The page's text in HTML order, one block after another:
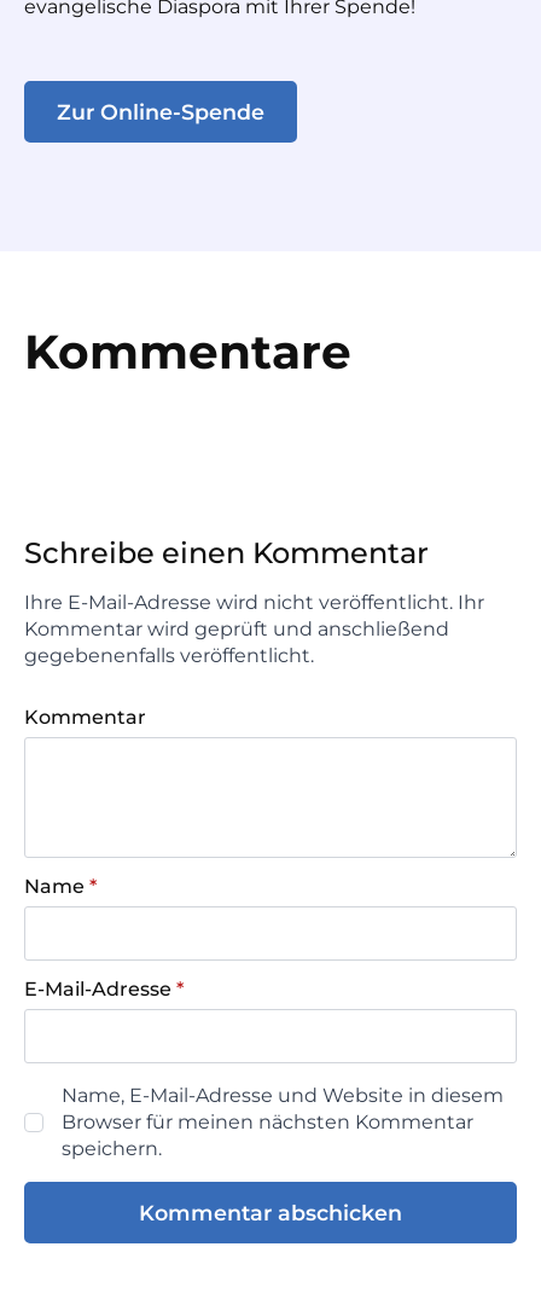
evangelische Diaspora mit Ihrer Spende!
Zur Online-Spende
Kommentare
Schreibe einen Kommentar
Ihre E-Mail-Adresse wird nicht veröffentlicht. Ihr
Kommentar wird geprüft und anschließend
gegebenenfalls veröffentlicht.
Kommentar
Name *
E-Mail-Adresse *
Name, E-Mail-Adresse und Website in diesem
Browser für meinen nächsten Kommentar
speichern.